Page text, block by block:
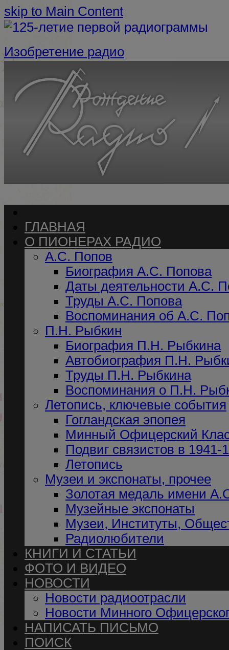
skip to Main Content
Изобретение радио
ГЛАВНАЯ
О ПИОНЕРАХ РАДИО
А.С. Попов
Биография А.С. Попова
Даты деятельности А.С.
Труды А.С. Попова
Воспоминания об А.С.
П.Н. Рыбкин
Биография П.Н. Рыбкина
Автобиография П.Н.
Труды П.Н. Рыбкина
Воспоминания о П.Н.
Летопись, ключевые события
Гогландская эпопея
Минный Офицерский
Подвиг связистов в 1941-
Летопись
Музеи и экспонаты, прочее
Золотая медаль имени
Музейные экспонаты
Музеи, Институты,
Радиолюбители
КНИГИ И СТАТЬИ
ФОТО И ВИДЕО
НОВОСТИ
Новости радиоотрасли
Новости Минного
НАПИСАТЬ ПИСЬМО
ПОИСК